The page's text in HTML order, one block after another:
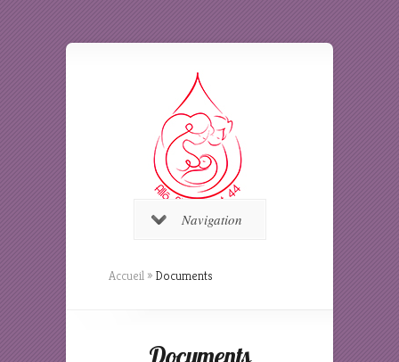
Navigation
Accueil » Documents
Documents